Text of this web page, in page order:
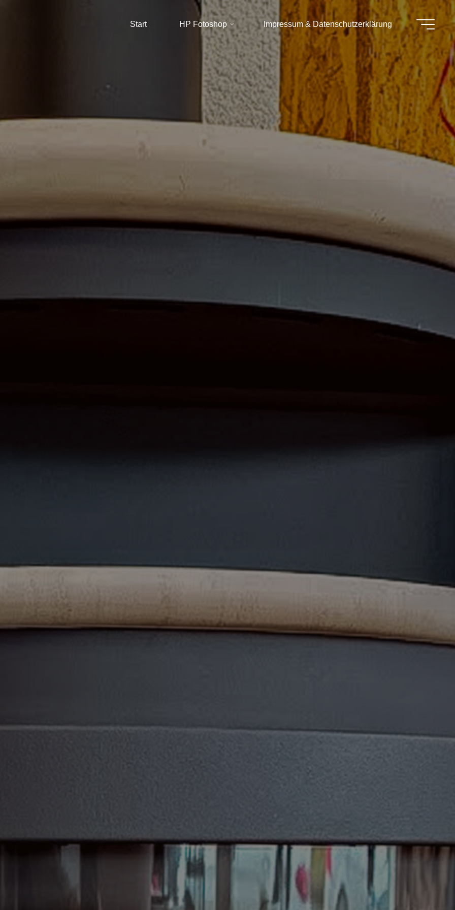
Start HP Fotoshop Impressum & Datenschutzerklärung